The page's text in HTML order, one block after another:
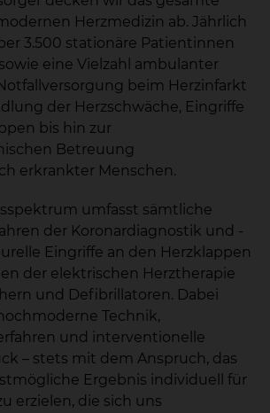
Herzmedizin ab. Jährlich
3.500 stationäre Patientinnen
eine Vielzahl ambulanter
beim Herzinfarkt
der Herzschwäche, Eingriffe
bis hin zur
Betreuung
erkrankter Menschen.
umfasst sämtliche
der Koronardiagnostik und -
Eingriffe an den Herzklappen
der elektrischen Herztherapie
und Defibrillatoren. Dabei
Technik,
und interventionelle
– stets mit dem Anspruch, das
Ergebnis individuell für
erzielen, die sich uns